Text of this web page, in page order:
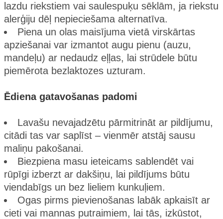
lazdu riekstiem vai saulespuķu sēklām, ja riekstu
alerģiju dēļ nepieciešama alternatīva.
Piena un olas maisījuma vietā virskārtas
apziešanai var izmantot augu pienu (auzu,
mandeļu) ar nedaudz eļļas, lai strūdele būtu
piemērota bezlaktozes uzturam.
Ēdiena gatavošanas padomi
Lavašu nevajadzētu pārmitrināt ar pildījumu,
citādi tas var saplīst – vienmēr atstāj sausu
maliņu pakošanai.
Biezpiena masu ieteicams sablendēt vai
rūpīgi izberzt ar dakšiņu, lai pildījums būtu
viendabīgs un bez lieliem kunkuļiem.
Ogas pirms pievienošanas labāk apkaisīt ar
cieti vai mannas putraimiem, lai tās, izkūstot,